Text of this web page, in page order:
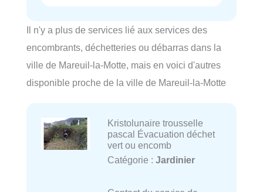
Il n'y a plus de services lié aux services des
encombrants, déchetteries ou débarras dans la
ville de Mareuil-la-Motte, mais en voici d'autres
disponible proche de la ville de Mareuil-la-Motte
Kristolunaire trousselle
pascal Évacuation déchet
vert ou encomb
Catégorie : Jardinier